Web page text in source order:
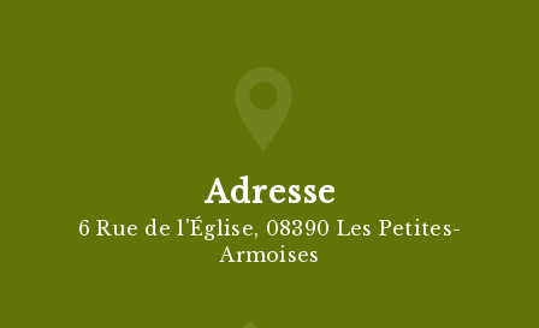
Adresse
6 Rue de l'Église, 08390 Les Petites-
Armoises